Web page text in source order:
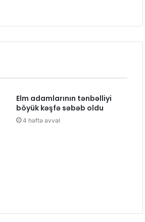
Elm adamlarının tənbəlliyi
böyük kəşfə səbəb oldu
4 həftə əvvəl